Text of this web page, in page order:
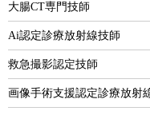
大腸CT専門技師
Ai認定診療放射線技師
救急撮影認定技師
画像手術支援認定診療放射